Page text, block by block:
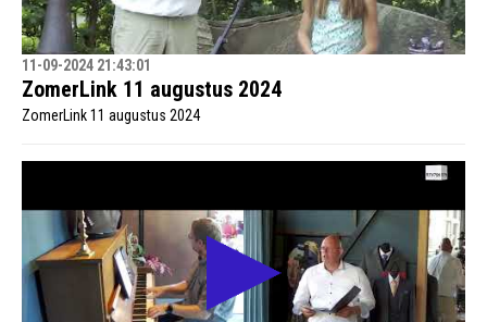
11-09-2024 21:43:01
ZomerLink 11 augustus 2024
ZomerLink 11 augustus 2024